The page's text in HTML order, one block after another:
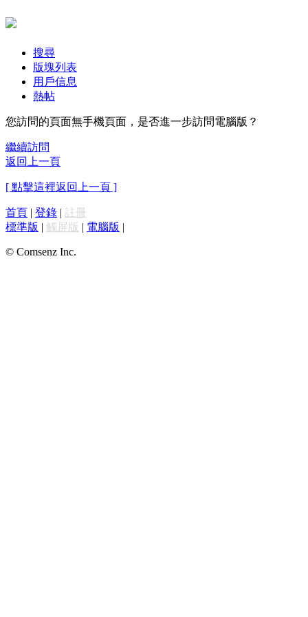
搜尋
版塊列表
用戶信息
熱帖
您訪問的頁面無手機頁面，是否進一步訪問電腦版？
繼續訪問
返回上一頁
[ 點擊這裡返回上一頁 ]
首頁 | 登錄 | 註冊
標準版 | 觸屏版 | 電腦版 |
© Comsenz Inc.